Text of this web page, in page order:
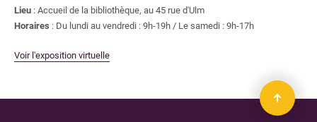
Lieu : Accueil de la bibliothèque, au 45 rue d'Ulm
Horaires : Du lundi au vendredi : 9h-19h / Le samedi : 9h-17h
Voir l'exposition virtuelle